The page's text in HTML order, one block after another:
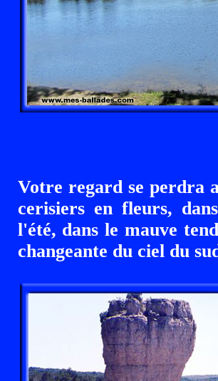
Votre regard se perdra
cerisiers en fleurs,
l'été, dans le mauve
changeante du ciel du